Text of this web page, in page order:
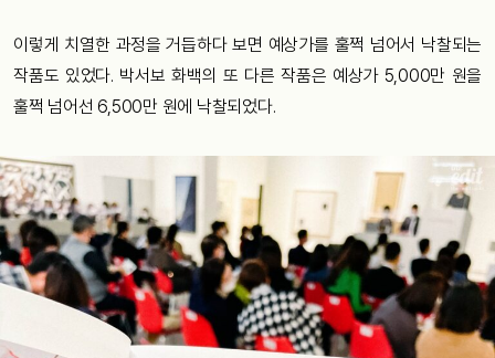
이렇게 치열한 과정을 거듭하다 보면 예상가를 훌쩍 넘어서 낙찰되는
작품도 있었다. 박서보 화백의 또 다른 작품은 예상가 5,000만 원을
훌쩍 넘어선 6,500만 원에 낙찰되었다.